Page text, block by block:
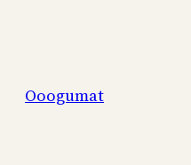
Ooogumat